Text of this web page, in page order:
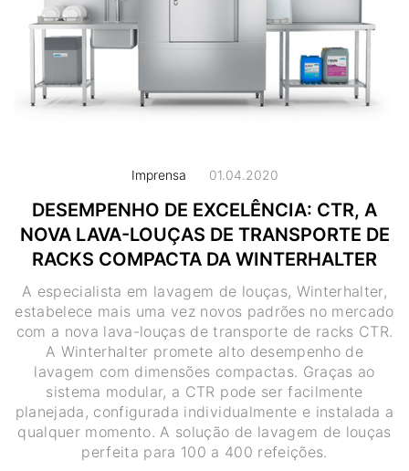
Imprensa 01.04.2020
DESEMPENHO DE EXCELÊNCIA: CTR, A
NOVA LAVA-LOUÇAS DE TRANSPORTE DE
RACKS COMPACTA DA WINTERHALTER
A especialista em lavagem de louças, Winterhalter,
estabelece mais uma vez novos padrões no mercado
com a nova lava-louças de transporte de racks CTR.
A Winterhalter promete alto desempenho de
lavagem com dimensões compactas. Graças ao
sistema modular, a CTR pode ser facilmente
planejada, configurada individualmente e instalada a
qualquer momento. A solução de lavagem de louças
perfeita para 100 a 400 refeições.